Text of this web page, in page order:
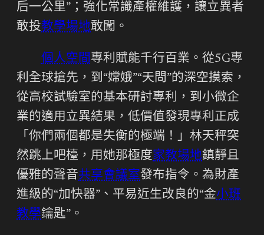
后一公里”；強化常識產權維護，讓立異者
敢投教學場地敢闖。
個人空間專利賦能千行百業。從5G專
利全球搶先，到“嫦娥”“天問”的深空摸索，
從高校試驗室的基本研討專利，到小微企
業的適用立異結果，低價值發現專利正成
「你們兩個都是失衡的極端！」林天秤突
然跳上吧檯，用她那極度家教場地鎮靜且
優雅的聲音共享會議室發布指令。為財產
進級的“加快器”、平易近生改良的“金小班
教學鑰匙”。